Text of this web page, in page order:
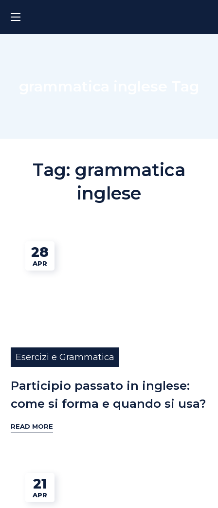
Tag: grammatica
inglese
28
APR
Esercizi e Grammatica
Participio passato in inglese:
come si forma e quando si usa?
READ MORE
21
APR